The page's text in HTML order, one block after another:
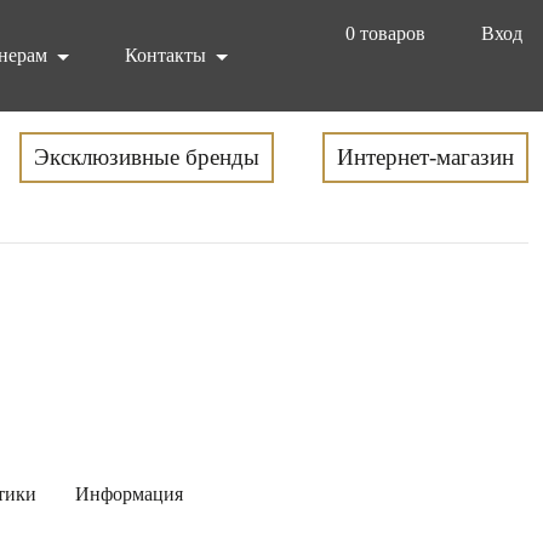
0 товаров
Вход
Контакты
Эксклюзивные бренды Интернет-магазин
Информация